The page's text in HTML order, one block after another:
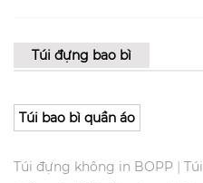
Túi đựng bao bì
Túi bao bì quần áo
Túi đựng không in BOPP |